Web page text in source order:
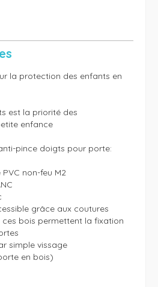
la protection des enfants en
est la priorité des
enfance
pince doigts pour porte:
non-feu M2
grâce aux coutures
bois permettent la fixation
simple vissage
en bois)